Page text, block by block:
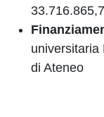
universitaria
di Ateneo